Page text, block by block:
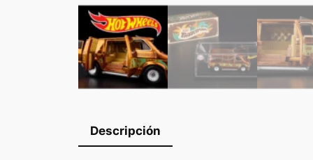
Descripción